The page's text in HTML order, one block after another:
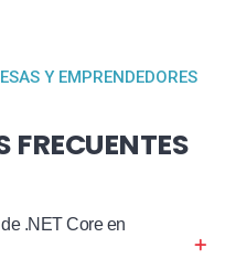
Y EMPRENDEDORES
FRECUENTES
.NET Core en